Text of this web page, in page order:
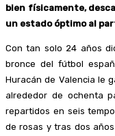
bien físicamente,
un estado óptimo al
Con tan solo 24 años
bronce del fútbol
Huracán de Valencia le
alrededor de ochenta
repartidos en seis
de rosas y tras dos